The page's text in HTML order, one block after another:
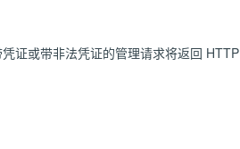
证或带非法凭证的管理请求将返回 HTTP